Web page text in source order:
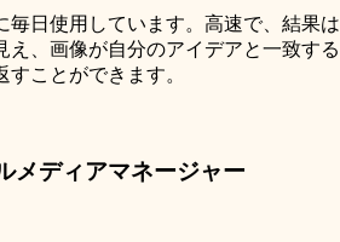
毎日使用しています。高速で、結果は
え、画像が自分のアイデアと一致する
ことができます。
メディアマネージャー